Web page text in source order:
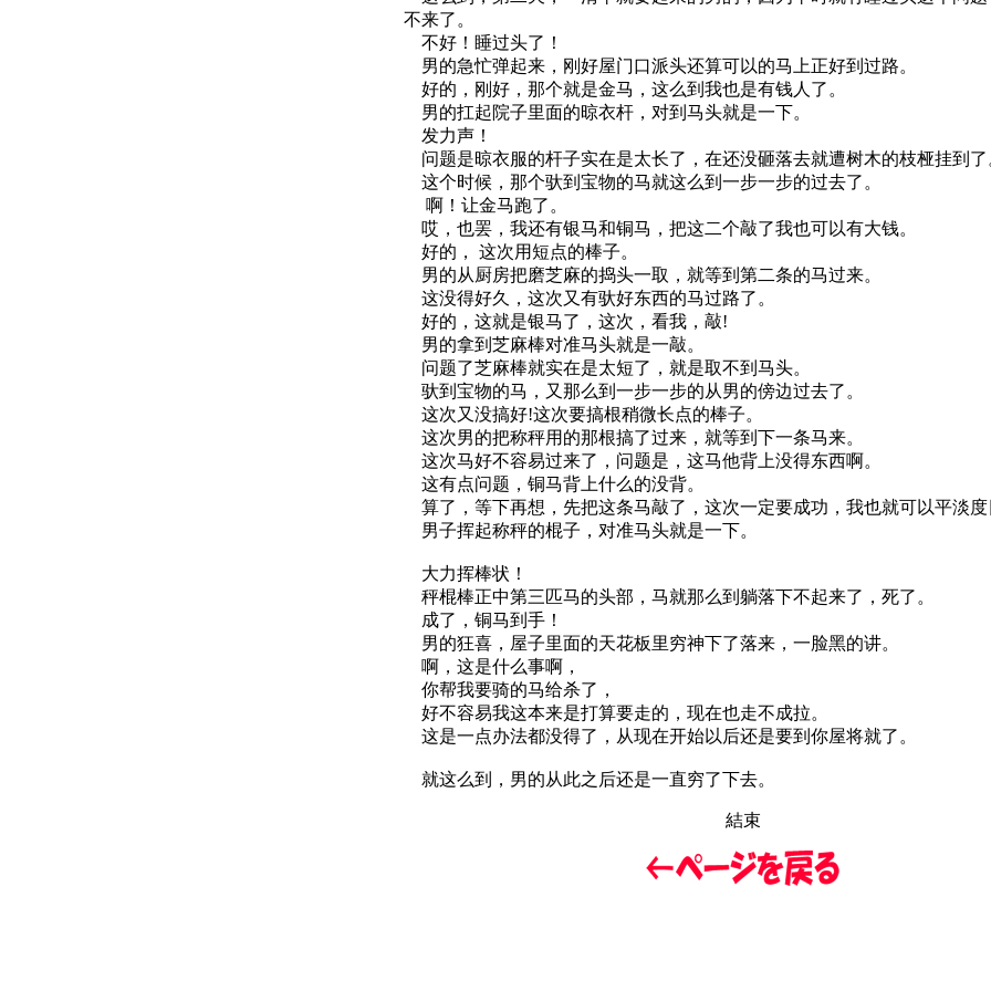
不来了。
不好！睡过头了！
男的急忙弹起来，刚好屋门口派头还算可以的马上正好到过路。
好的，刚好，那个就是金马，这么到我也是有钱人了。
男的扛起院子里面的晾衣杆，对到马头就是一下。
发力声！
问题是晾衣服的杆子实在是太长了，在还没砸落去就遭树木的枝桠挂到了
这个时候，那个驮到宝物的马就这么到一步一步的过去了。
啊！让金马跑了。
哎，也罢，我还有银马和铜马，把这二个敲了我也可以有大钱。
好的， 这次用短点的棒子。
男的从厨房把磨芝麻的捣头一取，就等到第二条的马过来。
这没得好久，这次又有驮好东西的马过路了。
好的，这就是银马了，这次，看我，敲!
男的拿到芝麻棒对准马头就是一敲。
问题了芝麻棒就实在是太短了，就是取不到马头。
驮到宝物的马，又那么到一步一步的从男的傍边过去了。
这次又没搞好!这次要搞根稍微长点的棒子。
这次男的把称秤用的那根搞了过来，就等到下一条马来。
这次马好不容易过来了，问题是，这马他背上没得东西啊。
这有点问题，铜马背上什么的没背。
算了，等下再想，先把这条马敲了，这次一定要成功，我也就可以平淡度
男子挥起称秤的棍子，对准马头就是一下。
大力挥棒状！
秤棍棒正中第三匹马的头部，马就那么到躺落下不起来了，死了。
成了，铜马到手！
男的狂喜，屋子里面的天花板里穷神下了落来，一脸黑的讲。
啊，这是什么事啊，
你帮我要骑的马给杀了，
好不容易我这本来是打算要走的，现在也走不成拉。
这是一点办法都没得了，从现在开始以后还是要到你屋将就了。
就这么到，男的从此之后还是一直穷了下去。
結束